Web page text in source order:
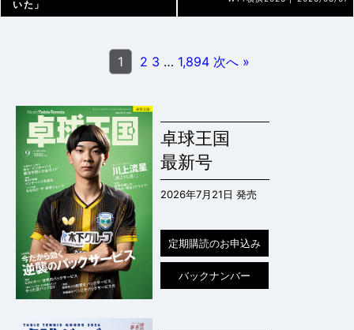
いた」
1 2 3 … 1,894 次へ »
卓球王国
最新号
2026年7月21日 発売
定期購読のお申込み
バックナンバー